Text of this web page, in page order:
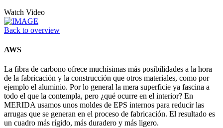
Watch Video
Back to overview
AWS
La fibra de carbono ofrece muchísimas más posibilidades a la hora
de la fabricación y la construcción que otros materiales, como por
ejemplo el aluminio. Por lo general la mera superficie ya fascina a
todo el que la contempla, pero ¿qué ocurre en el interior? En
MERIDA usamos unos moldes de EPS internos para reducir las
arrugas que se generan en el proceso de fabricación. El resultado es
un cuadro más rígido, más duradero y más ligero.